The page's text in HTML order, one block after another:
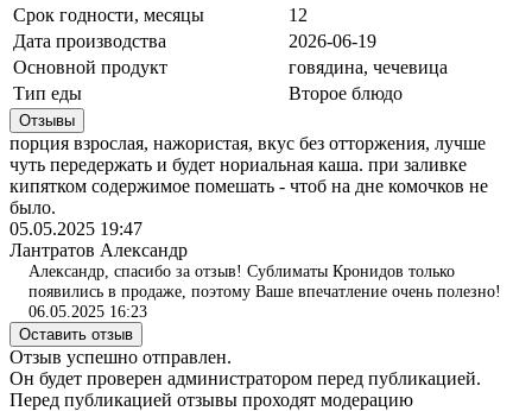
Срок годности, месяцы
12
Дата производства
2026-06-19
Основной продукт
говядина, чечевица
Тип еды
Второе блюдо
Отзывы
порция взрослая, нажористая, вкус без отторжения, лучше
чуть передержать и будет нориальная каша. при заливке
кипятком содержимое помешать - чтоб на дне комочков не
было.
05.05.2025 19:47
Лантратов Александр
Александр, спасибо за отзыв! Сублиматы Кронидов только
появились в продаже, поэтому Ваше впечатление очень полезно!
06.05.2025 16:23
Оставить отзыв
Отзыв успешно отправлен.
Он будет проверен администратором перед публикацией.
Перед публикацией отзывы проходят модерацию